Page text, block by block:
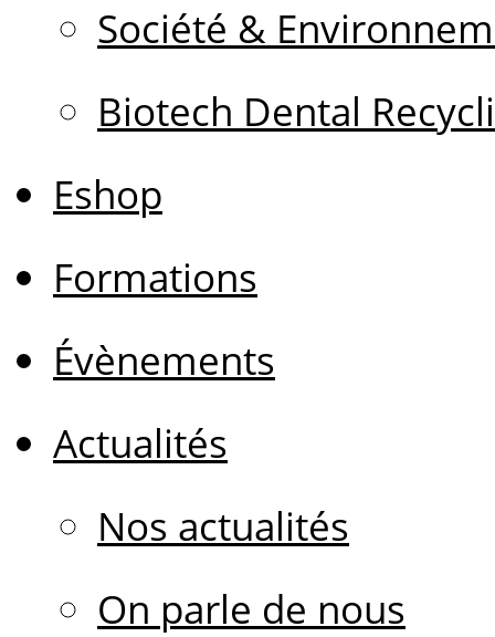
Société &
Biotech Dental
Eshop
Formations
Évènements
Actualités
Nos actualités
On parle de nous